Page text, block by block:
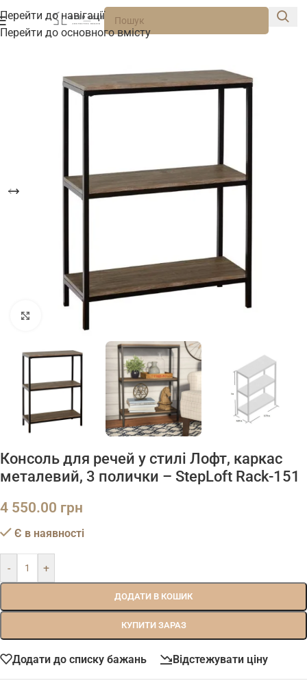
Перейти до навігації
Перейти до основного вмісту
Консоль для речей у стилі Лофт, каркас
металевий, 3 полички – StepLoft Rack-151
4 550.00 грн
Є в наявності
- +
ДОДАТИ В КОШИК
КУПИТИ ЗАРАЗ
Додати до списку бажань Відстежувати ціну